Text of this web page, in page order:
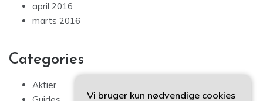
april 2016
marts 2016
Categories
Aktier
Vi bruger kun nødvendige cookies